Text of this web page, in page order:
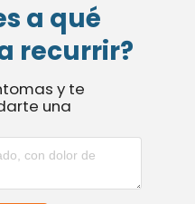
a qué
recurrir?
y te
una